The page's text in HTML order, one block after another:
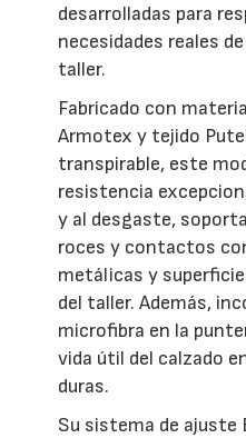
desarrolladas para
necesidades reales
taller.
Fabricado con
Armotex y tejido
transpirable, este
resistencia
y al desgaste,
roces y contactos
metálicas y
del taller. Además,
microfibra en la
vida útil del calzado
duras.
Su sistema de ajuste